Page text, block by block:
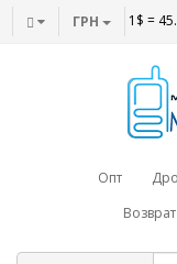
ГРН 1$ =
Опт